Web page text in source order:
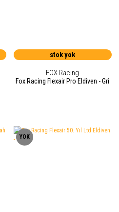
stok yok
FOX Racing
Fox Racing Flexair Pro Eldiven - Gri
YOK